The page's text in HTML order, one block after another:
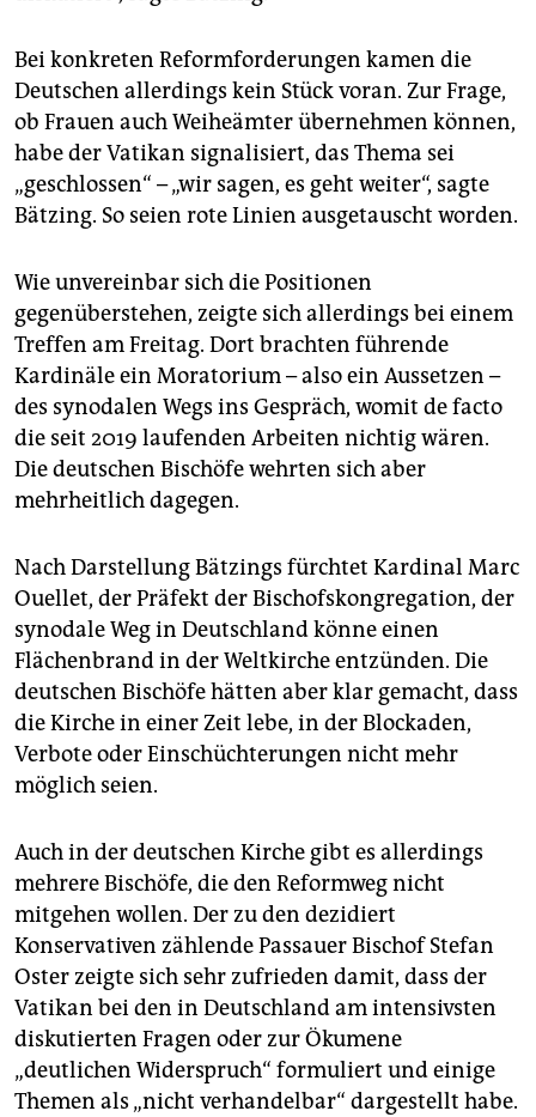
Bei konkreten Reformforderungen kamen die
Deutschen allerdings kein Stück voran. Zur Frage,
ob Frauen auch Weiheämter übernehmen können,
habe der Vatikan signalisiert, das Thema sei
„geschlossen“ – „wir sagen, es geht weiter“, sagte
Bätzing. So seien rote Linien ausgetauscht worden.
Wie unvereinbar sich die Positionen
gegenüberstehen, zeigte sich allerdings bei einem
Treffen am Freitag. Dort brachten führende
Kardinäle ein Moratorium – also ein Aussetzen –
des synodalen Wegs ins Gespräch, womit de facto
die seit 2019 laufenden Arbeiten nichtig wären.
Die deutschen Bischöfe wehrten sich aber
mehrheitlich dagegen.
Nach Darstellung Bätzings fürchtet Kardinal Marc
Ouellet, der Präfekt der Bischofskongregation, der
synodale Weg in Deutschland könne einen
Flächenbrand in der Weltkirche entzünden. Die
deutschen Bischöfe hätten aber klar gemacht, dass
die Kirche in einer Zeit lebe, in der Blockaden,
Verbote oder Einschüchterungen nicht mehr
möglich seien.
Auch in der deutschen Kirche gibt es allerdings
mehrere Bischöfe, die den Reformweg nicht
mitgehen wollen. Der zu den dezidiert
Konservativen zählende Passauer Bischof Stefan
Oster zeigte sich sehr zufrieden damit, dass der
Vatikan bei den in Deutschland am intensivsten
diskutierten Fragen oder zur Ökumene
„deutlichen Widerspruch“ formuliert und einige
Themen als „nicht verhandelbar“ dargestellt habe.